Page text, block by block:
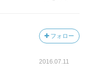
フォロー
2016.07.11